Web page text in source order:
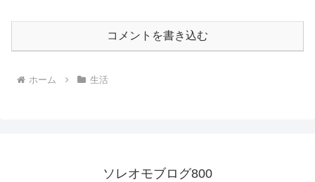
コメントを書き込む
ホーム 生活
ソレオモブログ800